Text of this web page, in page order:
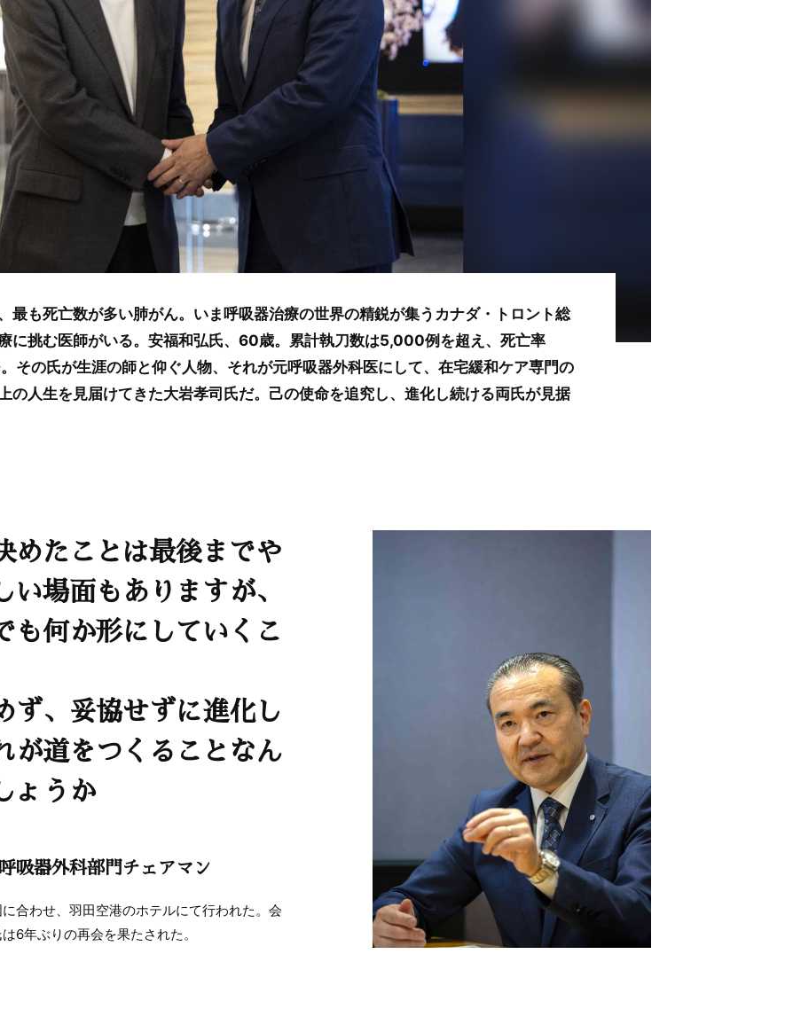
最も死亡数が多い肺がん。いま呼吸器治療の世界の精鋭が集うカナダ・トロント総
に挑む医師がいる。安福和弘氏、60歳。累計執刀数は5,000例を超え、死亡率
その氏が生涯の師と仰ぐ人物、それが元呼吸器外科医にして、在宅緩和ケア専門の
人生を見届けてきた大岩孝司氏だ。己の使命を追究し、進化し続ける両氏が見据
めたことは最後までや
い場面もありますが、
も何か形にしていくこ
ず、妥協せずに進化し
が道をつくることなん
ょうか
吸器外科部門チェアマン
合わせ、羽田空港のホテルにて行われた。会
6年ぶりの再会を果たされた。